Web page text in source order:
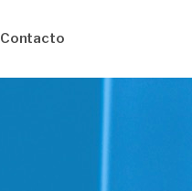
Contacto